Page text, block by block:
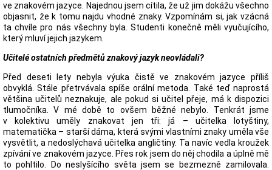
ve znakovém jazyce. Najednou jsem cítila, že už jim dokážu všechno
objasnit, že k tomu najdu vhodné znaky. Vzpomínám si, jak vzácná
ta chvíle pro nás všechny byla. Studenti konečně měli vyučujícího,
který mluví jejich jazykem.
Učitelé ostatních předmětů znakový jazyk neovládali?
Před deseti lety nebyla výuka čistě ve znakovém jazyce příliš
obvyklá. Stále přetrvávala spíše orální metoda. Také teď naprostá
většina učitelů neznakuje, ale pokud si učitel přeje, má k dispozici
tlumočníka. V mé době to ovšem běžné nebylo. Tenkrát jsme
v kolektivu uměly znakovat jen tři: já – učitelka lotyštiny,
matematička – starší dáma, která svými vlastními znaky uměla vše
vysvětlit, a nedoslýchavá učitelka angličtiny. Ta navíc vedla kroužek
zpívání ve znakovém jazyce. Přes rok jsem do něj chodila a úplně mě
to pohltilo. Do neslyšícího světa jsem se bezmezně zamilovala.